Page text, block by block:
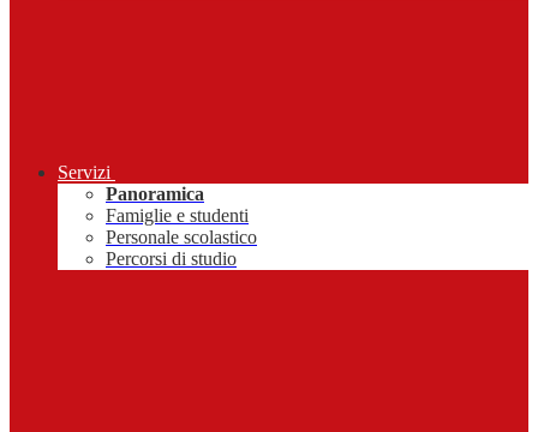
Servizi
Panoramica
Famiglie e studenti
Personale scolastico
Percorsi di studio